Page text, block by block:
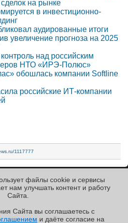
на рынке
в инвестиционно-
аудированные итоги
увеличение прогноза на 2025
над российским
НТО «ИРЭ-Полюс»
обошлась компании Softline
российские ИТ-компании
1117777
файлы cookie и сервисы
нам улучшать контент и работу
Cайта.
Cайта вы соглашаетесь с
и даёте согласие на